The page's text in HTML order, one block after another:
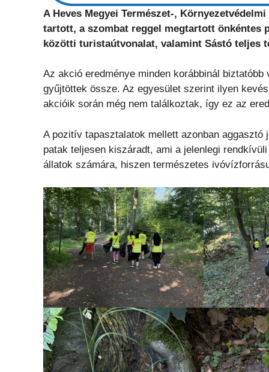
A Heves Megyei Természet-,
tartott, a szombat reggel megtartott önkéntes
közötti turistaútvonalat, valamint Sástó teljes
Az akció eredménye minden korábbinál
gyűjtöttek össze. Az egyesület szerint ilyen
akcióik során még nem találkoztak, így ez az
A pozitív tapasztalatok mellett azonban
patak teljesen kiszáradt, ami a jelenlegi
állatok számára, hiszen természetes